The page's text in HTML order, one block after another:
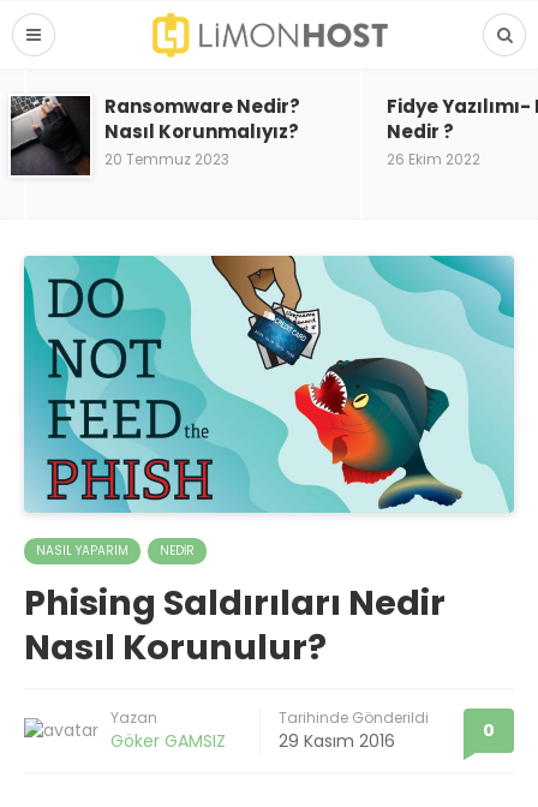
Ransomware Nedir?
Nasıl Korunmalıyız?
20 Temmuz 2023
Fidye
Nedir ?
26 Ekim 2022
NASIL YAPARIM NEDIR
Phising Saldırıları Nedir
Nasıl Korunulur?
Yazan
Göker GAMSIZ
Tarihinde Gönderildi
29 Kasım 2016 0